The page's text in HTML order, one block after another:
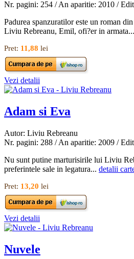
Nr. pagini: 254 / An aparitie: 2010 /
Padurea spanzuratilor este un roman
Liviu Rebreanu, Emil, ofi?er in armata...
Pret: 11,88 lei
Vezi detalii
Adam si Eva
Autor: Liviu Rebreanu
Nr. pagini: 288 / An aparitie: 2009 /
Nu sunt putine marturisirile lui Liviu
preferintele sale in legatura... detalii
Pret: 13,20 lei
Vezi detalii
Nuvele